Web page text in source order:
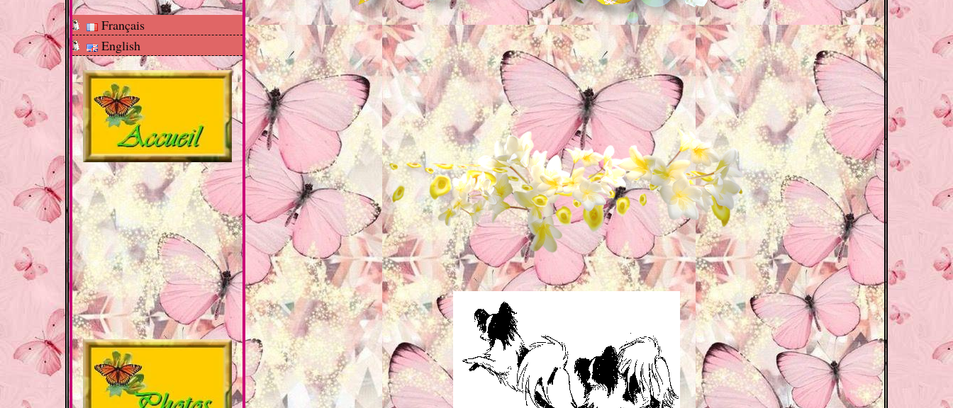
Français
English